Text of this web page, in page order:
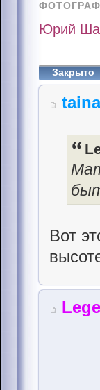
Юрий
Закрыто
taina
Вот